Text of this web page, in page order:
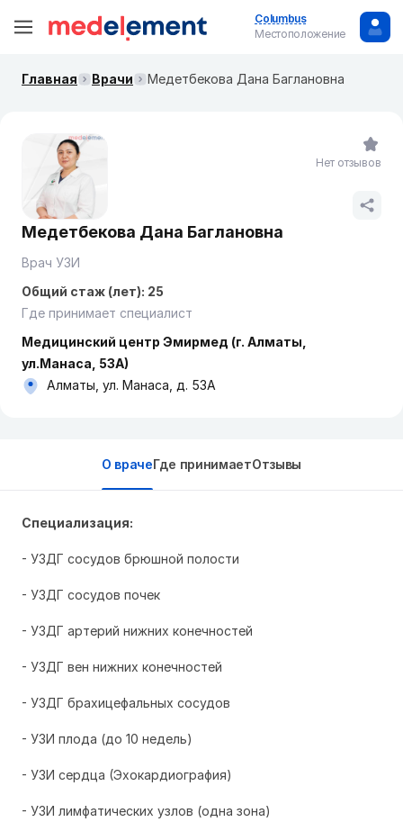
Columbus
Местоположение
Главная Врачи Медетбекова Дана Баглановна
Медетбекова Дана Баглановна
Врач УЗИ
Общий стаж (лет): 25
Где принимает специалист
Медицинский центр Эмирмед (г. Алматы,
ул.Манаса, 53А)
Алматы, ул. Манаса, д. 53А
Нет отзывов
О врачеГде принимаетОтзывы
Специализация:
- УЗДГ сосудов брюшной полости
- УЗДГ сосудов почек
- УЗДГ артерий нижних конечностей
- УЗДГ вен нижних конечностей
- УЗДГ брахицефальных сосудов
- УЗИ плода (до 10 недель)
- УЗИ сердца (Эхокардиография)
- УЗИ лимфатических узлов (одна зона)